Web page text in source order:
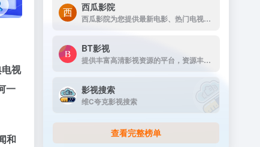
视
一
和
西瓜影院
西瓜影院为您提供最新电影、热门电视剧、综艺动漫免费在线观看，高清流畅无广告，海量片源每日更新，打造极致观影体验。
BT影视
提供丰富高清影视资源的平台，资源丰富，更新及时，画质高清，支持多终端下载，是影视爱好者的理想选择。
影视搜索
维C夸克影视搜索
查看完整榜单